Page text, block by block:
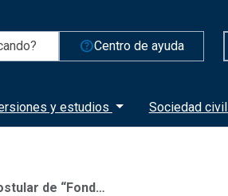
help_outlineCentro de ayuda
y estudios Sociedad civil
de Todos” 2021